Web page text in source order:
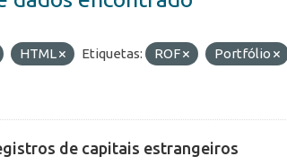
HTML Etiquetas: ROF
Portfólio
de capitais estrangeiros